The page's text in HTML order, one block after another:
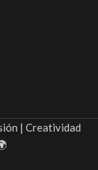
| Creatividad